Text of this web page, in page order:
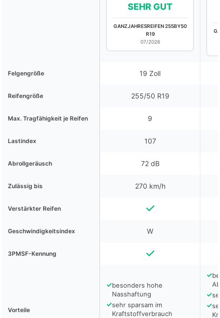
SEHR GUT
GANZJAHRESREIFEN 255BY50
R19
07/2026
Felgengröße 19 Zoll
Reifengröße 255/50 R19
Max. Tragfähigkeit je Reifen 9
Lastindex 107
Abrollgeräusch 72 dB
Zulässig bis 270 km/h
Verstärkter Reifen
Geschwindigkeitsindex W
3PMSF-Kennung
Vorteile
✓besonders hohe
Nasshaftung
✓sehr sparsam im
Kraftstoffverbrauch
✓
✓
✓